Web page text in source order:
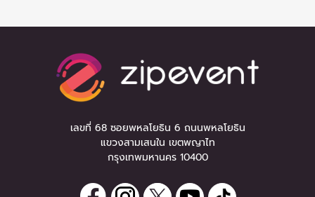
เลขที่ 68 ซอยพหลโยธิน 6 ถนนพหลโยธิน
แขวงสามเสนใน เขตพญาไท
กรุงเทพมหานคร 10400